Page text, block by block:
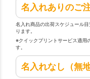
名入れありのご
名入れ商品の出荷スケジュール
ります。
※クイックプリントサービス適用
す。
名入れなし（無